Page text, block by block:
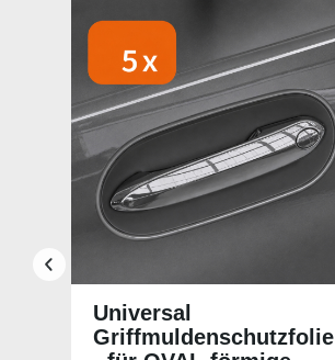
Universal
Griffmuldenschutzfolie